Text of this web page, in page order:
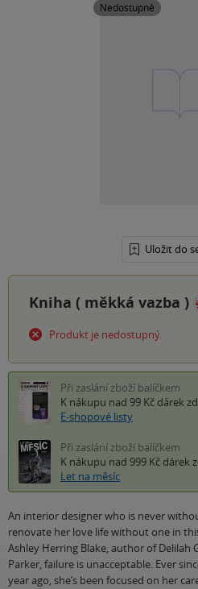
Nedostupné
Uložit do
Kniha ( měkká vazba )
Produkt je nedostupný.
Při zaslání zboží balíčkem
K nákupu nad 99 Kč dárek
E-shopové listy
Při zaslání zboží balíčkem
K nákupu nad 999 Kč dárek
Let na měsíc
An interior designer who is never
renovate her love life without one in
Ashley Herring Blake, author of Delilah
Parker, failure is unacceptable. Ever
year ago, she’s been focused on her